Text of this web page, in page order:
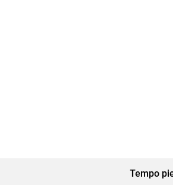
Tempo